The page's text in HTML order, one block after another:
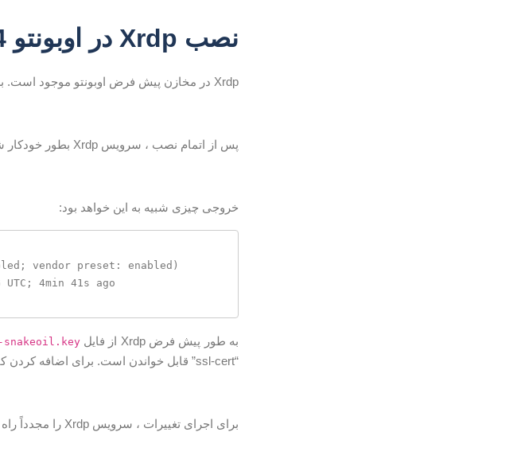
نصب Xrdp در اوبونتو 20.04 Ubuntu
Xrdp در مخازن پیش فرض اوبونتو موجود است. برای نصب آن ، اجرا کنید:
پس از اتمام نصب ، سرویس Xrdp بطور خودکار شروع می شود. می توانید با تایپ کردن دستور زیر آن تأیید کنید:
خروجی چیزی شبیه به این خواهد بود:
به طور پیش فرض Xrdp از فایل
“ssl-cert” قابل خواندن است. برای اضافه کردن کاربر
برای اجرای تغییرات ، سرویس Xrdp را مجدداً راه اندازی کنید: